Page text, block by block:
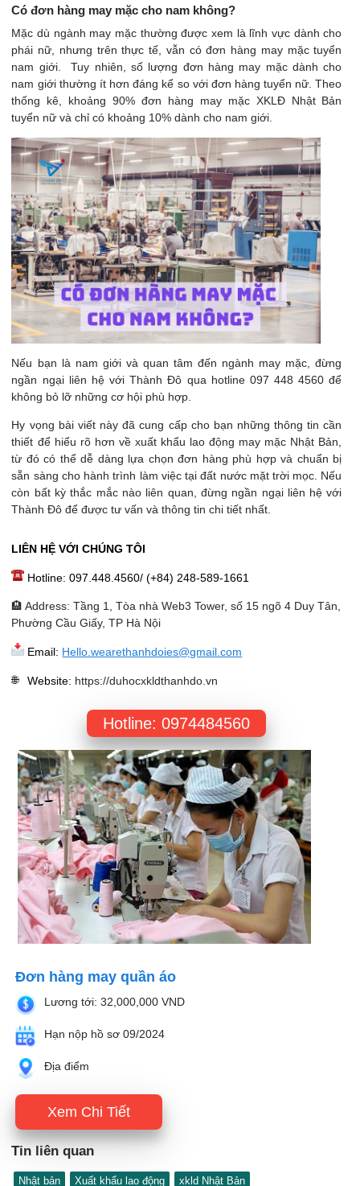
Có đơn hàng may mặc cho nam không?
Mặc dù ngành may mặc thường được xem là lĩnh vực dành cho
phái nữ, nhưng trên thực tế, vẫn có đơn hàng may mặc tuyển
nam giới. Tuy nhiên, số lượng đơn hàng may mặc dành cho
nam giới thường ít hơn đáng kể so với đơn hàng tuyển nữ. Theo
thống kê, khoảng 90% đơn hàng may mặc XKLĐ Nhật Bản
tuyển nữ và chỉ có khoảng 10% dành cho nam giới.
Nếu bạn là nam giới và quan tâm đến ngành may mặc, đừng
ngần ngại liên hệ với Thành Đô qua hotline 097 448 4560 để
không bỏ lỡ những cơ hội phù hợp.
Hy vọng bài viết này đã cung cấp cho bạn những thông tin cần
thiết để hiểu rõ hơn về xuất khẩu lao động may mặc Nhật Bản,
từ đó có thể dễ dàng lựa chọn đơn hàng phù hợp và chuẩn bị
sẵn sàng cho hành trình làm việc tại đất nước mặt trời mọc. Nếu
còn bất kỳ thắc mắc nào liên quan, đừng ngần ngại liên hệ với
Thành Đô để được tư vấn và thông tin chi tiết nhất.
LIÊN HỆ VỚI CHÚNG TÔI
Hotline: 097.448.4560/ (+84) 248-589-1661
🏨 Address: Tầng 1, Tòa nhà Web3 Tower, số 15 ngõ 4 Duy Tân,
Phường Cầu Giấy, TP Hà Nội
Email: Hello.wearethanhdoies@gmail.com
Website: https://duhocxkldthanhdo.vn
Hotline: 0974484560
Đơn hàng may quần áo
Lương tới: 32,000,000 VND
Hạn nộp hồ sơ 09/2024
Địa điểm
Xem Chi Tiết
Tin liên quan
Nhật bản Xuất khẩu lao động xkld Nhật Bản